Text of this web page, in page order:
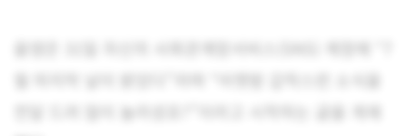
윰댕은 31일 자신의 사회관계망서비스(SNS) 계정에 “7
월 마지막 날이 밝았다”라며 “어젯밤 갑작스런 소식을
전달 드려 많이 놀라셨죠?”이라고 시작하는 글을 게재